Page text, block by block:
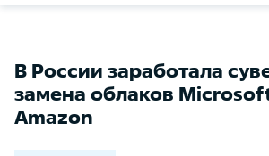
В России заработала
замена облаков
Amazon